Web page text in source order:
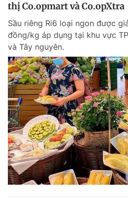
thị Co.opmart và Co.opXtra
Sầu riêng Ri6 loại ngon được
đồng/kg áp dụng tại khu vực
và Tây nguyên.